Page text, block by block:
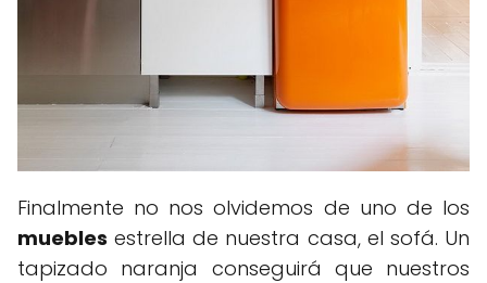
Finalmente no nos olvidemos de uno de los
muebles estrella de nuestra casa, el sofá. Un
tapizado naranja conseguirá que nuestros